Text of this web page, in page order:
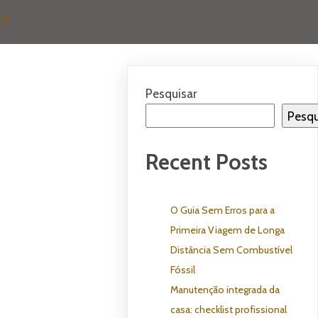
Pesquisar
Recent Posts
O Guia Sem Erros para a
Primeira Viagem de Longa
Distância Sem Combustível
Fóssil
Manutenção integrada da
casa: checklist profissional